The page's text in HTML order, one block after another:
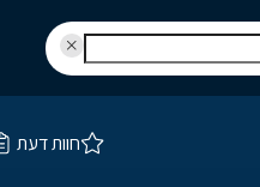
חוות דעת